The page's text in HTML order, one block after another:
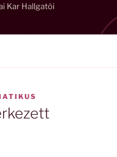
Kar Hallgatói